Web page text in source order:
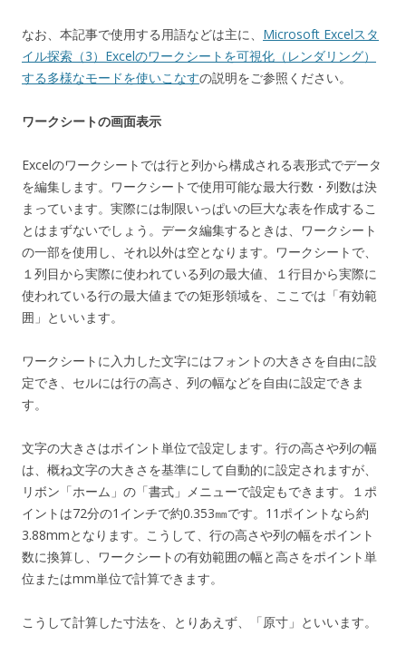
なお、本記事で使用する用語などは主に、 Microsoft Excelスタ
イル探索（3）Excelのワークシートを可視化（レンダリング）
する多様なモードを使いこなすの説明をご参照ください。
ワークシートの画面表示
Excelのワークシートでは行と列から構成される表形式でデータ
を編集します。ワークシートで使用可能な最大行数・列数は決
まっています。実際には制限いっぱいの巨大な表を作成するこ
とはまずないでしょう。データ編集するときは、ワークシート
の一部を使用し、それ以外は空となります。ワークシートで、
１列目から実際に使われている列の最大値、１行目から実際に
使われている行の最大値までの矩形領域を、ここでは「有効範
囲」といいます。
ワークシートに入力した文字にはフォントの大きさを自由に設
定でき、セルには行の高さ、列の幅などを自由に設定できま
す。
文字の大きさはポイント単位で設定します。行の高さや列の幅
は、概ね文字の大きさを基準にして自動的に設定されますが、
リボン「ホーム」の「書式」メニューで設定もできます。１ポ
イントは72分の1インチで約0.353㎜です。11ポイントなら約
3.88mmとなります。こうして、行の高さや列の幅をポイント
数に換算し、ワークシートの有効範囲の幅と高さをポイント単
位またはmm単位で計算できます。
こうして計算した寸法を、とりあえず、「原寸」といいます。